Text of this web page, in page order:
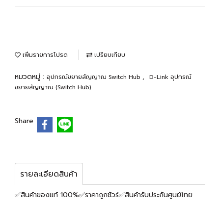
เพิ่มรายการโปรด เปรียบเทียบ
หมวดหมู่ : อุปกรณ์ขยายสัญญาณ Switch Hub ,
D-Link อุปกรณ์
ขยายสัญญาณ (Switch Hub)
Share
รายละเอียดสินค้า
✅สินค้าของแท้ 100%✅ราคาถูกชัวร์✅สินค้ารับประกันศูนย์ไทย